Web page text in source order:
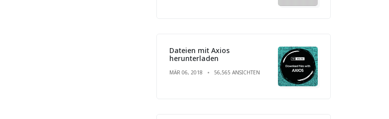
Dateien mit Axios
herunterladen
MÄR 06, 2018 56,565 ANSICHTEN